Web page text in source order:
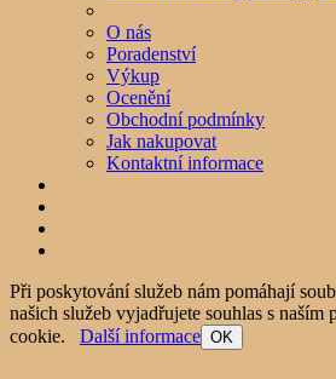
O nás
Poradenství
Výkup
Ocenění
Obchodní podmínky
Jak nakupovat
Kontaktní informace
Při poskytování služeb nám pomáhají
našich služeb vyjadřujete souhlas s naším
cookie. Další informace